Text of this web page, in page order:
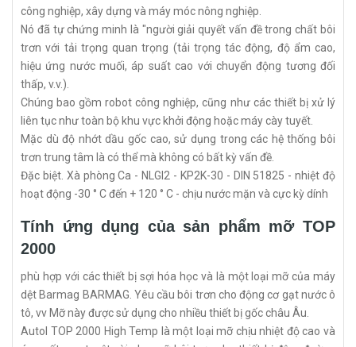
công nghiệp, xây dựng và máy móc nông nghiệp.
Nó đã tự chứng minh là "người giải quyết vấn đề trong chất bôi
trơn với tải trọng quan trọng (tải trọng tác động, độ ẩm cao,
hiệu ứng nước muối, áp suất cao với chuyển động tương đối
thấp, v.v.).
Chúng bao gồm robot công nghiệp, cũng như các thiết bị xử lý
liên tục như toàn bộ khu vực khởi động hoặc máy cày tuyết.
Mặc dù độ nhớt dầu gốc cao, sử dụng trong các hệ thống bôi
trơn trung tâm là có thể mà không có bất kỳ vấn đề.
Đặc biệt. Xà phòng Ca - NLGI2 - KP2K-30 - DIN 51825 - nhiệt độ
hoạt động -30 ° C đến + 120 ° C - chịu nước mặn và cực kỳ dính
Tính ứng dụng của sản phẩm mỡ TOP
2000
phù hợp với các thiết bị sợi hóa học và là một loại mỡ của máy
dệt Barmag BARMAG. Yêu cầu bôi trơn cho động cơ gạt nước ô
tô, vv Mỡ này được sử dụng cho nhiều thiết bị gốc châu Âu.
Autol TOP 2000 High Temp là một loại mỡ chịu nhiệt độ cao và